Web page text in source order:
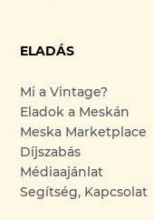
ELADÁS
Mi a Vintage?
Eladok a Meskán
Meska Marketplace
Díjszabás
Médiaajánlat
Segítség, Kapcsolat